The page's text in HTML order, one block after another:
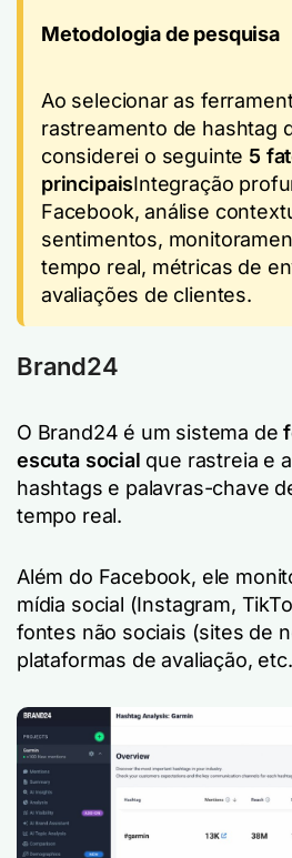
Metodologia de pesquisa
Ao selecionar as
rastreamento de hashtag
considerei o seguinte 5
principaisIntegração
Facebook, análise
sentimentos,
tempo real, métricas de
avaliações de clientes.
Brand24
O Brand24 é um sistema de
escuta social que rastreia e
hashtags e palavras-chave
tempo real.
Além do Facebook, ele
mídia social (Instagram,
fontes não sociais (sites de
plataformas de avaliação,